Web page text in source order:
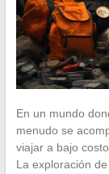
En un mundo
menudo se
viajar a bajo
La exploración